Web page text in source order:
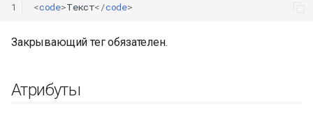
1 <code>Текст</code>
Закрывающий тег обязателен.
Атрибуты